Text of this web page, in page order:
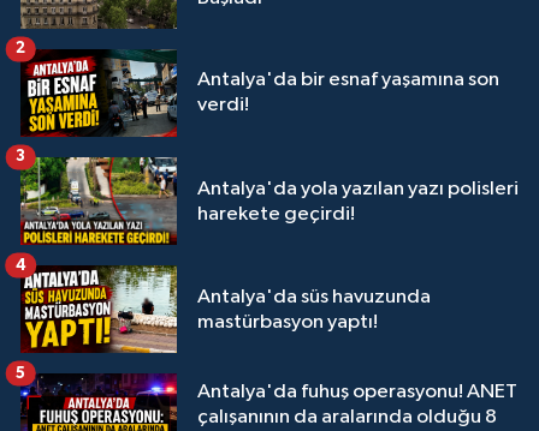
Antalya'da bir esnaf yaşamına son
verdi!
2
Antalya'da yola yazılan yazı polisleri
harekete geçirdi!
3
Antalya'da süs havuzunda
mastürbasyon yaptı!
4
Antalya'da fuhuş operasyonu! ANET
çalışanının da aralarında olduğu 8
5